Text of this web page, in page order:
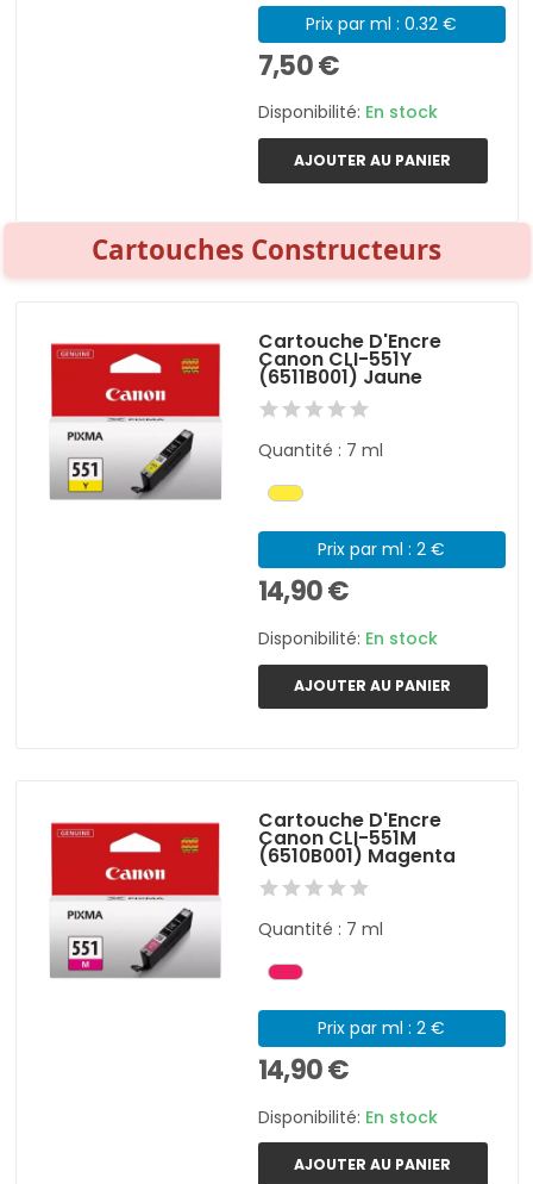
Prix par ml : 0.32 €
7,50 €
Disponibilité: En stock
AJOUTER AU PANIER
Cartouches Constructeurs
Cartouche D'Encre
Canon CLI-551Y
(6511B001) Jaune
Quantité : 7 ml
Prix par ml : 2 €
14,90 €
Disponibilité: En stock
AJOUTER AU PANIER
Cartouche D'Encre
Canon CLI-551M
(6510B001) Magenta
Quantité : 7 ml
Prix par ml : 2 €
14,90 €
Disponibilité: En stock
AJOUTER AU PANIER